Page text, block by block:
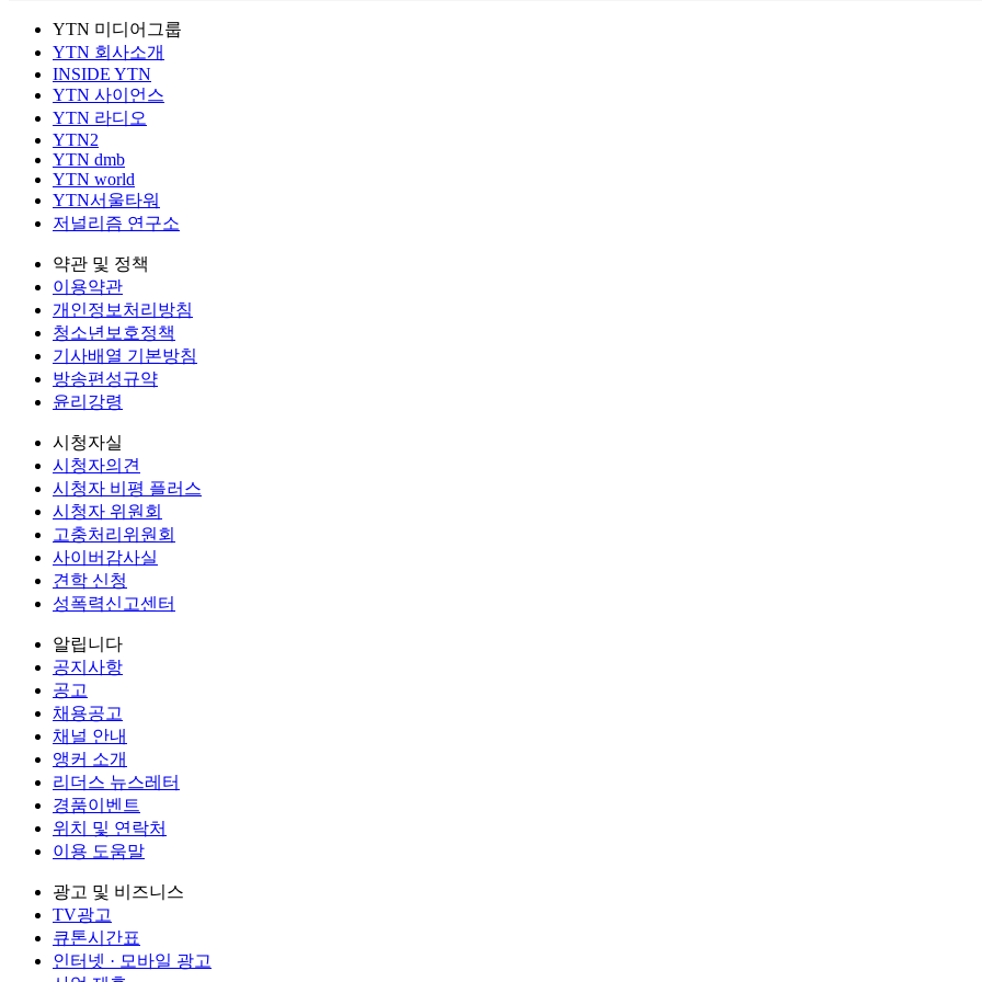
YTN 미디어그룹
YTN 회사소개
INSIDE YTN
YTN 사이언스
YTN 라디오
YTN2
YTN dmb
YTN world
YTN서울타워
저널리즘 연구소
약관 및 정책
이용약관
개인정보처리방침
청소년보호정책
기사배열 기본방침
방송편성규약
윤리강령
시청자실
시청자의견
시청자 비평 플러스
시청자 위원회
고충처리위원회
사이버감사실
견학 신청
성폭력신고센터
알립니다
공지사항
공고
채용공고
채널 안내
앵커 소개
리더스 뉴스레터
경품이벤트
위치 및 연락처
이용 도움말
광고 및 비즈니스
TV광고
큐톤시간표
인터넷 · 모바일 광고